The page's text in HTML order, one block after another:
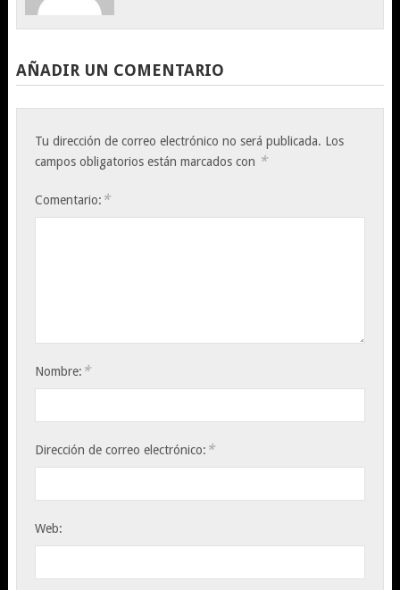
AÑADIR UN COMENTARIO
Tu dirección de correo electrónico no será publicada. Los
campos obligatorios están marcados con *
Comentario: *
Nombre: *
Dirección de correo electrónico: *
Web: